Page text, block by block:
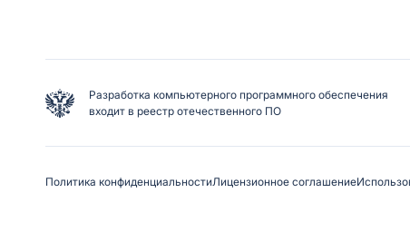
Разработка компьютерного программного обеспечения
входит в реестр отечественного ПО
Политика конфиденциальностиЛицензионное соглашение